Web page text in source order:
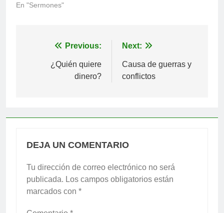
En "Sermones"
Navegación
Previous:
¿Quién quiere
dinero?
Next:
Causa de guerras y
conflictos
DEJA UN COMENTARIO
Tu dirección de correo electrónico no será
publicada. Los campos obligatorios están
marcados con *